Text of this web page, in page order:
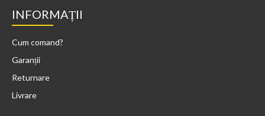
INFORMAȚII
Cum comand?
Garanții
Returnare
Livrare